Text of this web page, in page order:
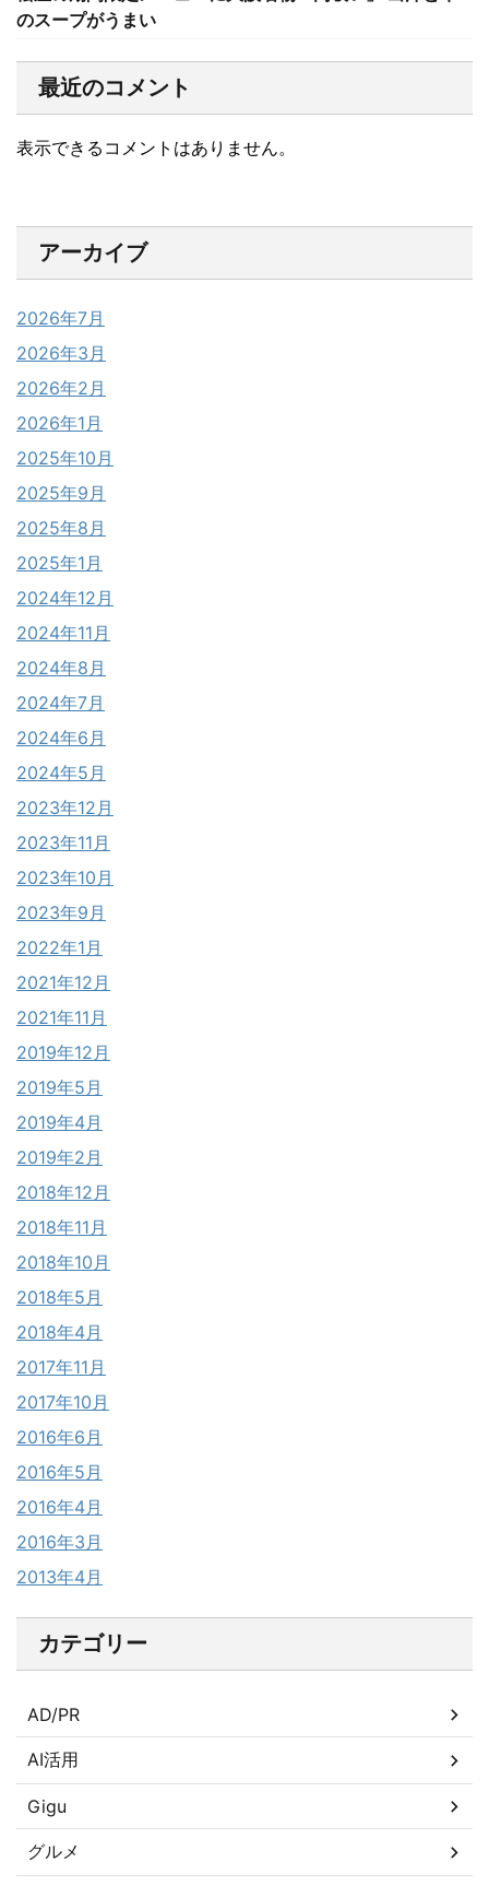
のスープがうまい
最近のコメント
表示できるコメントはありません。
アーカイブ
2026年7月
2026年3月
2026年2月
2026年1月
2025年10月
2025年9月
2025年8月
2025年1月
2024年12月
2024年11月
2024年8月
2024年7月
2024年6月
2024年5月
2023年12月
2023年11月
2023年10月
2023年9月
2022年1月
2021年12月
2021年11月
2019年12月
2019年5月
2019年4月
2019年2月
2018年12月
2018年11月
2018年10月
2018年5月
2018年4月
2017年11月
2017年10月
2016年6月
2016年5月
2016年4月
2016年3月
2013年4月
カテゴリー
AD/PR
AI活用
Gigu
グルメ